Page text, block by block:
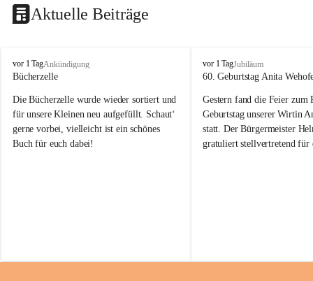
Aktuelle Beiträge
T
o
a
j
vor 1 TagAnkündigung
Bücherzelle
Die Bücherzelle wurde wieder sortiert und
für unsere Kleinen neu aufgefüllt. Schaut‘
gerne vorbei, vielleicht ist ein schönes
Buch für euch dabei!
Wanduhr (!) benutzt und musste
T
o
a
j
vor 1 TagJubiläum
60. Geburtstag Anita
Gestern fand die Feier zum
Geburtstag unserer Wirtin
statt. Der Bürgermeister
gratuliert stellvertretend für
Gesundheit, Gelassenheit